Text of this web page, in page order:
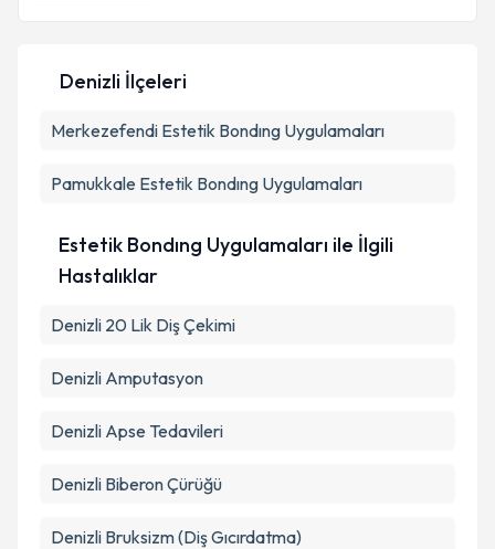
Denizli İlçeleri
Merkezefendi Estetik Bondıng Uygulamaları
Pamukkale Estetik Bondıng Uygulamaları
Estetik Bondıng Uygulamaları ile İlgili
Hastalıklar
Denizli 20 Lik Diş Çekimi
Denizli Amputasyon
Denizli Apse Tedavileri
Denizli Biberon Çürüğü
Denizli Bruksizm (Diş Gıcırdatma)